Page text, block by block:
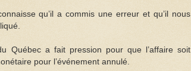
qu’il a commis une erreur et qu’il nous
Québec a fait pression pour que l’affaire soit
pour l’événement annulé.